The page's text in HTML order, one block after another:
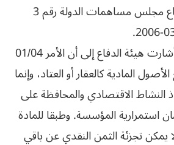
طرف الدولة في اجتماع مجلس مساهمات الدولة رقم 3
وفي نهاية مرافعتها، أشارت هيئة الدفاع إلى أن الأمر 01/04
المادية كالعقار أو العتاد، وإنما
النشاط الاقتصادي والمحافظة على
المؤسسة. وطبقا للمادة
يمكن تجزئة الثمن النقدي عن باقي